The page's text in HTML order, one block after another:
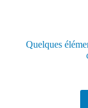
Quelques